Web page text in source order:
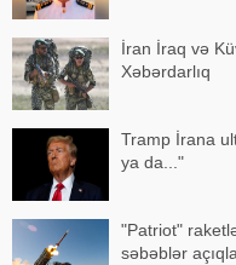
İran İraq və
Xəbərdarlıq
Tramp İrana
ya da..."
"Patriot"
səbəblər